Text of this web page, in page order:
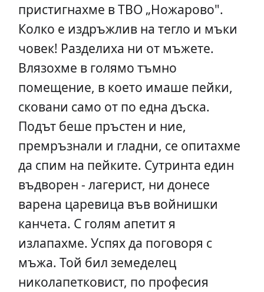
пристигнахме в ТВО „Ножарово".
Колко е издръжлив на тегло и мъки
човек! Разделиха ни от мъжете.
Влязохме в голямо тъмно
помещение, в което имаше пейки,
сковани само от по една дъска.
Подът беше пръстен и ние,
премръзнали и гладни, се опитахме
да спим на пейките. Сутринта един
въдворен - лагерист, ни донесе
варена царевица във войнишки
канчета. С голям апетит я
излапахме. Успях да поговоря с
мъжа. Той бил земеделец
николапетковист, по професия